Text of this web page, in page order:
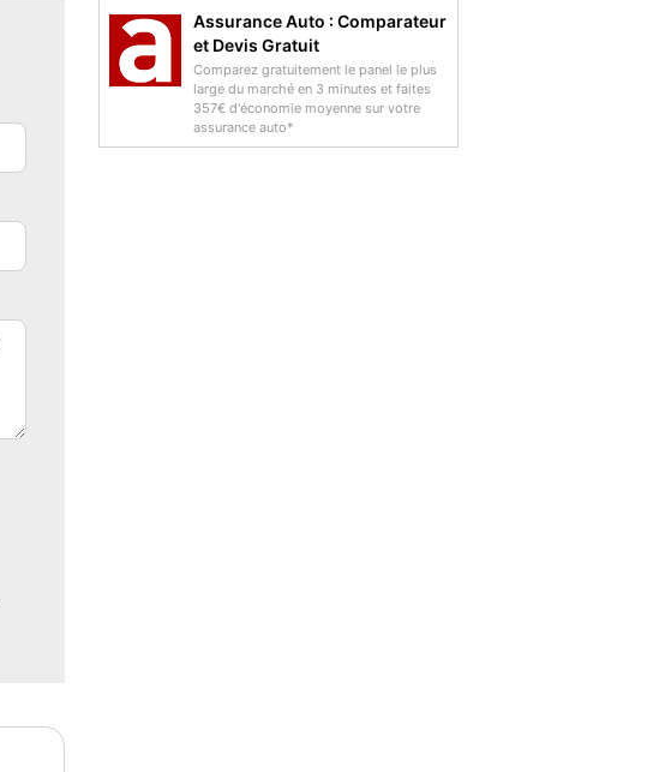
Assurance Auto : Comparateur
et Devis Gratuit
Comparez gratuitement le panel le plus
large du marché en 3 minutes et faites
357€ d'économie moyenne sur votre
assurance auto*